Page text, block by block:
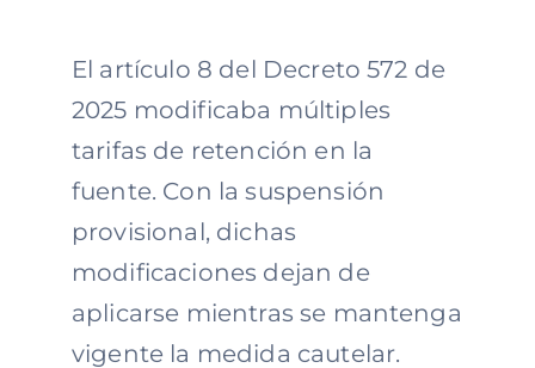
El artículo 8 del Decreto 572 de
2025 modificaba múltiples
tarifas de retención en la
fuente. Con la suspensión
provisional, dichas
modificaciones dejan de
aplicarse mientras se mantenga
vigente la medida cautelar.